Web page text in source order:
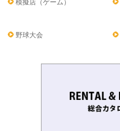
模擬店（ゲーム）
野球大会